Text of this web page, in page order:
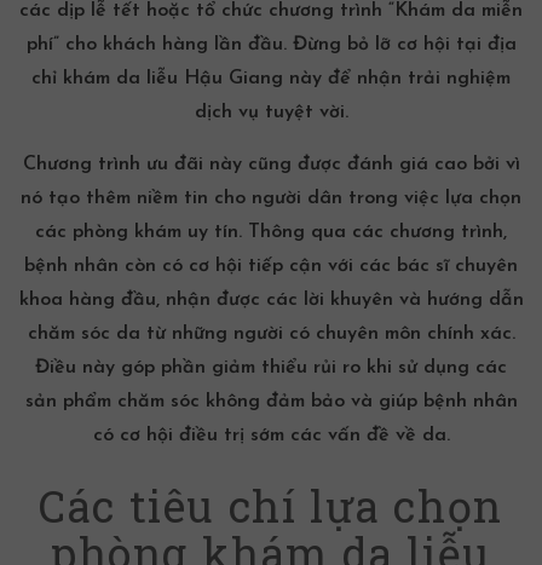
các dịp lễ tết hoặc tổ chức chương trình “Khám da miễn
phí” cho khách hàng lần đầu. Đừng bỏ lỡ cơ hội tại địa
chỉ khám da liễu Hậu Giang này để nhận trải nghiệm
dịch vụ tuyệt vời.
Chương trình ưu đãi này cũng được đánh giá cao bởi vì
nó tạo thêm niềm tin cho người dân trong việc lựa chọn
các phòng khám uy tín. Thông qua các chương trình,
bệnh nhân còn có cơ hội tiếp cận với các bác sĩ chuyên
khoa hàng đầu, nhận được các lời khuyên và hướng dẫn
chăm sóc da từ những người có chuyên môn chính xác.
Điều này góp phần giảm thiểu rủi ro khi sử dụng các
sản phẩm chăm sóc không đảm bảo và giúp bệnh nhân
có cơ hội điều trị sớm các vấn đề về da.
Các tiêu chí lựa chọn
phòng khám da liễu